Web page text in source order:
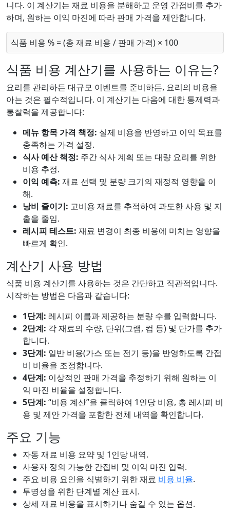
니다. 이 계산기는 재료 비용을 분해하고 운영 간접비를 추가
하며, 원하는 이익 마진에 따라 판매 가격을 제안합니다.
식품 비용 % = (총 재료 비용 / 판매 가격) × 100
식품 비용 계산기를 사용하는 이유는?
요리를 관리하든 대규모 이벤트를 준비하든, 요리의 비용을
아는 것은 필수적입니다. 이 계산기는 다음에 대한 통제력과
통찰력을 제공합니다:
메뉴 항목 가격 책정: 실제 비용을 반영하고 이익 목표를
충족하는 가격 설정.
식사 예산 책정: 주간 식사 계획 또는 대량 요리를 위한
비용 추정.
이익 예측: 재료 선택 및 분량 크기의 재정적 영향을 이
해.
낭비 줄이기: 고비용 재료를 추적하여 과도한 사용 및 지
출을 줄임.
레시피 테스트: 재료 변경이 최종 비용에 미치는 영향을
빠르게 확인.
계산기 사용 방법
식품 비용 계산기를 사용하는 것은 간단하고 직관적입니다.
시작하는 방법은 다음과 같습니다:
1단계: 레시피 이름과 제공하는 분량 수를 입력합니다.
2단계: 각 재료의 수량, 단위(그램, 컵 등) 및 단가를 추가
합니다.
3단계: 일반 비용(가스 또는 전기 등)을 반영하도록 간접
비 비율을 조정합니다.
4단계: 이상적인 판매 가격을 추정하기 위해 원하는 이
익 마진 비율을 설정합니다.
5단계: “비용 계산”을 클릭하여 1인당 비용, 총 레시피 비
용 및 제안 가격을 포함한 전체 내역을 확인합니다.
주요 기능
자동 재료 비용 요약 및 1인당 내역.
사용자 정의 가능한 간접비 및 이익 마진 입력.
주요 비용 요인을 식별하기 위한 재료 비용 비율.
투명성을 위한 단계별 계산 표시.
상세 재료 비용을 표시하거나 숨길 수 있는 옵션.